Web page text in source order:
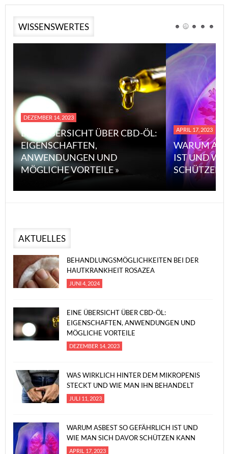
WISSENSWERTES
DEZEMBER 14, 2023
EINE ÜBERSICHT ÜBER CBD-ÖL:
EIGENSCHAFTEN,
ANWENDUNGEN UND
MÖGLICHE VORTEILE »
APRIL 17, 2023
WARUM
IST UND
SCHÜTZEN
AKTUELLES
BEHANDLUNGSMÖGLICHKEITEN BEI DER
HAUTKRANKHEIT ROSAZEA
JUNI 4, 2024
EINE ÜBERSICHT ÜBER CBD-ÖL:
EIGENSCHAFTEN, ANWENDUNGEN UND
MÖGLICHE VORTEILE
DEZEMBER 14, 2023
WAS WIRKLICH HINTER DEM MIKROPENIS
STECKT UND WIE MAN IHN BEHANDELT
JULI 11, 2023
WARUM ASBEST SO GEFÄHRLICH IST UND
WIE MAN SICH DAVOR SCHÜTZEN KANN
APRIL 17, 2023